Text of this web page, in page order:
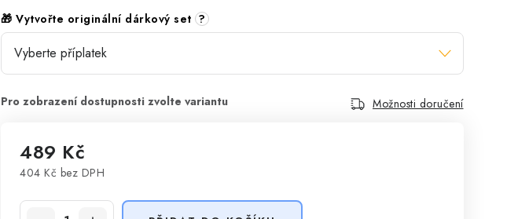
🎁 Vytvořte originální dárkový set ?
Možnosti doručení
489 Kč
404 Kč bez DPH